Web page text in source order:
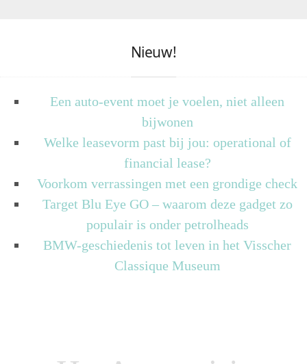
Nieuw!
Een auto-event moet je voelen, niet alleen
bijwonen
Welke leasevorm past bij jou: operational of
financial lease?
Voorkom verrassingen met een grondige check
Target Blu Eye GO – waarom deze gadget zo
populair is onder petrolheads
BMW-geschiedenis tot leven in het Visscher
Classique Museum